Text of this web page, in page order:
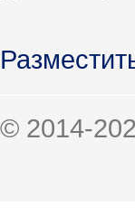
© 2014-